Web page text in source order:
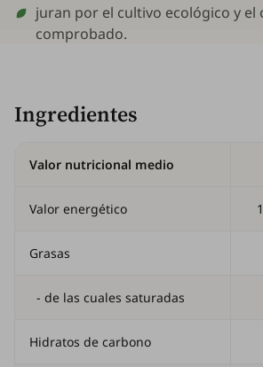
juran por el cultivo ecológico y el
comprobado.
Ingredientes
Valor nutricional medio
Valor energético
Grasas
- de las cuales saturadas
Hidratos de carbono